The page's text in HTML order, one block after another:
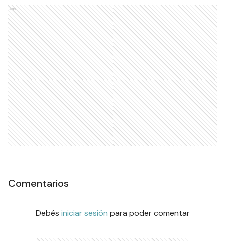
Ads
Comentarios
Debés iniciar sesión para poder comentar